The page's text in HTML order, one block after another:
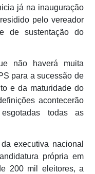
já na inauguração
pelo vereador
de sustentação do
haverá muita
para a sucessão de
e da maturidade do
acontecerão
todas as
executiva nacional
própria em
200 mil eleitores, a